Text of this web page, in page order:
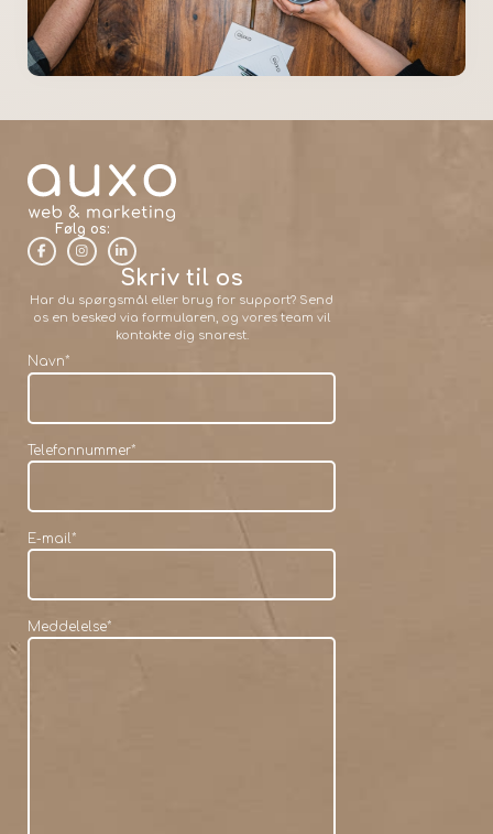
Følg os:
Skriv til os
Har du spørgsmål eller brug for support? Send
os en besked via formularen, og vores team vil
kontakte dig snarest.
Navn*
Telefonnummer*
E-mail*
Meddelelse*